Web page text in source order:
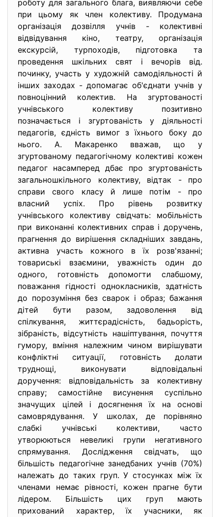
роботу для загального блага, виявляючи себе
при цьому як член колективу. Продумана
організація дозвілля учнів - колективні
відвідування кіно, театру, організація
екскурсій, турпоходів, підготовка та
проведення шкільних свят і вечорів від.
починку, участь у художній самодіяльності й
інших заходах - допомагає об'єднати учнів у
повноцінний колектив. На згуртованості
учнівського колективу позитивно
позначається і згуртованість у діяльності
педагогів, єдність вимог з їхнього боку до
нього. А. Макаренко вважав, що у
згуртованому педагогічному колективі кожен
педагог насамперед дбає про згуртованість
загальношкільного колективу, відтак - про
справи свого класу й лише потім - про
власний успіх. Про рівень розвитку
учнівського колективу свідчать: мобільність
при виконанні колективних справ і доручень,
прагнення до вирішення складніших завдань,
активна участь кожного в їх розв'язанні;
товариські взаємини, уважність один до
одного, готовність допомогти слабшому,
поважання гідності однокласників, здатність
до порозуміння без сварок і образ; бажання
дітей бути разом, задоволення від
спілкування, життєрадісність, бадьорість,
зібраність, відсутність нашіптування, почуття
гумору, вміння належним чином вирішувати
конфліктні ситуації, готовність долати
труднощі, виконувати відповідальні
доручення: відповідальність за колективну
справу; самостійне висунення суспільно
значущих цілей і досягнення їх на основі
самоврядування. У школах, де порівняно
слабкі учнівські колективи, часто
утворюються невеликі групи негативного
спрямування. Дослідження свідчать, що
більшість педагогічне занедбаних учнів (70%)
належать до таких груп. У стосунках між їх
членами немає рівності, кожен прагне бути
лідером. Більшість цих груп мають
прихований характер, їх учасники, як